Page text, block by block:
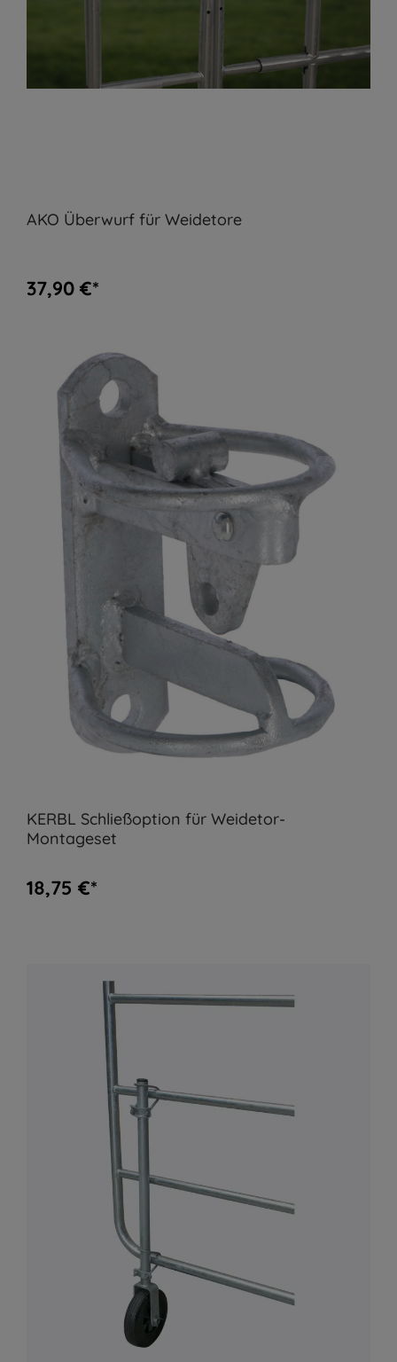
AKO Überwurf für Weidetore
37,90 €*
KERBL Schließoption für Weidetor-
Montageset
18,75 €*